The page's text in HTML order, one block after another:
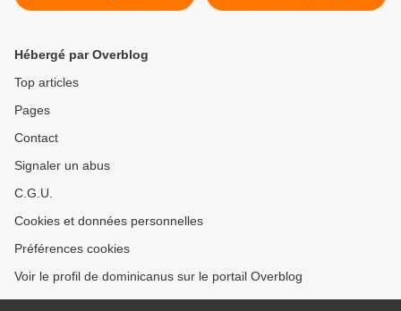
la justification par la foi -
démentielle par Prevost >
Hébergé par Overblog
Top articles
Pages
Contact
Signaler un abus
C.G.U.
Cookies et données personnelles
Préférences cookies
Voir le profil de dominicanus sur le portail Overblog